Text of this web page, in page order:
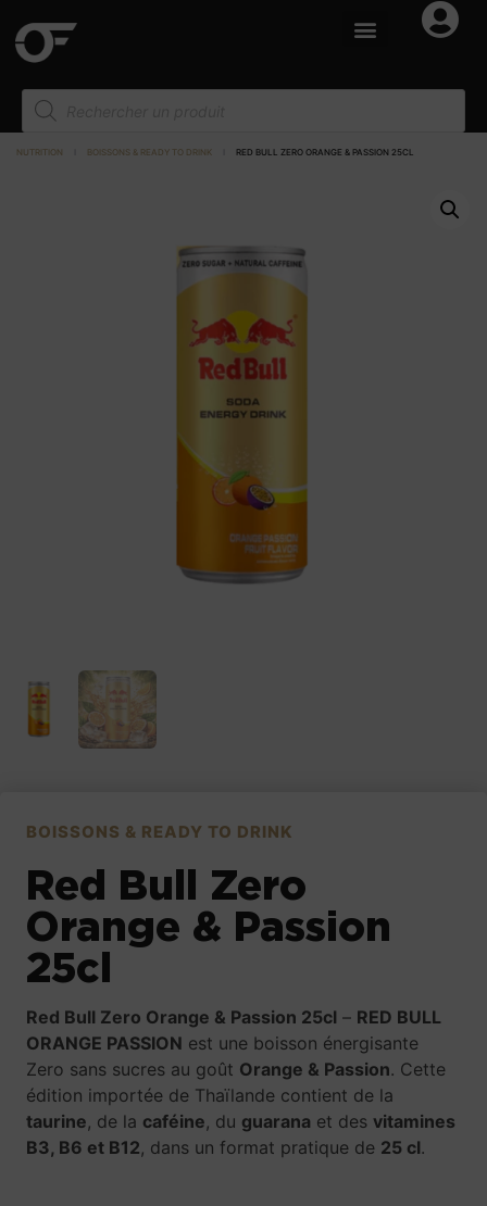
NUTRITION BOISSONS & READY TO DRINK RED BULL ZERO ORANGE & PASSION 25CL
BOISSONS & READY TO DRINK
Red Bull Zero
Orange & Passion
25cl
Red Bull Zero Orange & Passion 25cl – RED BULL
ORANGE PASSION est une boisson énergisante
Zero sans sucres au goût Orange & Passion. Cette
édition importée de Thaïlande contient de la
taurine, de la caféine, du guarana et des vitamines
B3, B6 et B12, dans un format pratique de 25 cl.